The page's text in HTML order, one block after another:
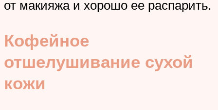
от макияжа и хорошо ее распарить.
Кофейное
отшелушивание сухой
кожи